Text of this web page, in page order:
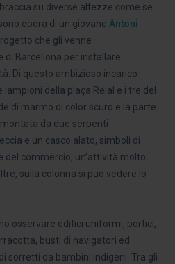
su diverse altezze come se
opera di un giovane Antoni
che gli venne
di Barcellona per installare
Di questo ambizioso incarico
della plaça Reial e i tre del
di marmo di color scuro e la parte
da due serpenti
e un casco alato, simboli di
del commercio, un’attività molto
sulla colonna si può vedere lo
osservare edifici uniformi, portici,
busti di navigatori ed
sorretti da bambini indigeni. Tra gli